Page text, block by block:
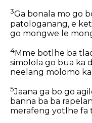
3Ga bonala mo go
patologanang, e
go mongwe le
4Mme botlhe ba
simolola go bua ka
neelang molomo
5Jaana ga bo go
banna ba ba
merafeng yotlhe fa